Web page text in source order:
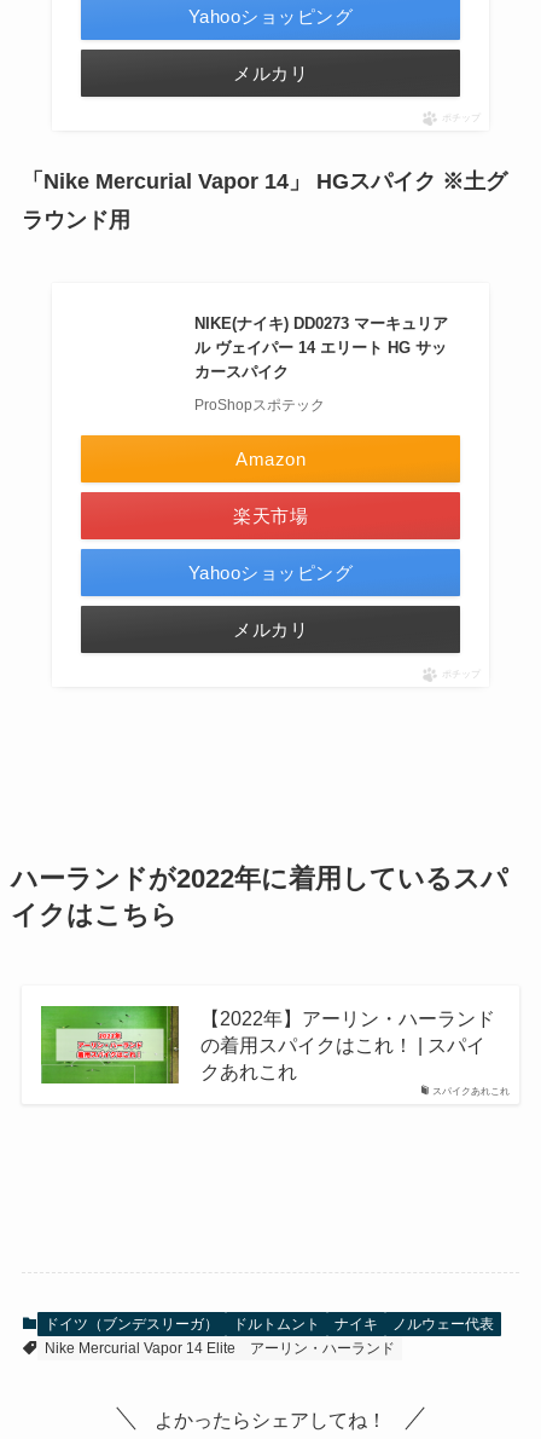
Yahooショッピング
メルカリ
ポチップ
「Nike Mercurial Vapor 14」 HGスパイク ※土グ
ラウンド用
NIKE(ナイキ) DD0273 マーキュリア
ル ヴェイパー 14 エリート HG サッ
カースパイク
ProShopスポテック
Amazon
楽天市場
Yahooショッピング
メルカリ
ポチップ
ハーランドが2022年に着用しているスパ
イクはこちら
スパイクあれこれ
【2022年】アーリン・ハーランド
の着用スパイクはこれ！ | スパイ
クあれこれ
ドイツ（ブンデスリーガ） ドルトムント ナイキ
ノルウェー代表
Nike Mercurial Vapor 14 Elite
アーリン・ハーランド
よかったらシェアしてね！